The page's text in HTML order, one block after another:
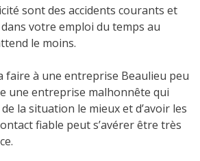
sont des accidents courants et
votre emploi du temps au
le moins.
faire à une entreprise Beaulieu peu
une entreprise malhonnête qui
la situation le mieux et d’avoir les
fiable peut s’avérer être très